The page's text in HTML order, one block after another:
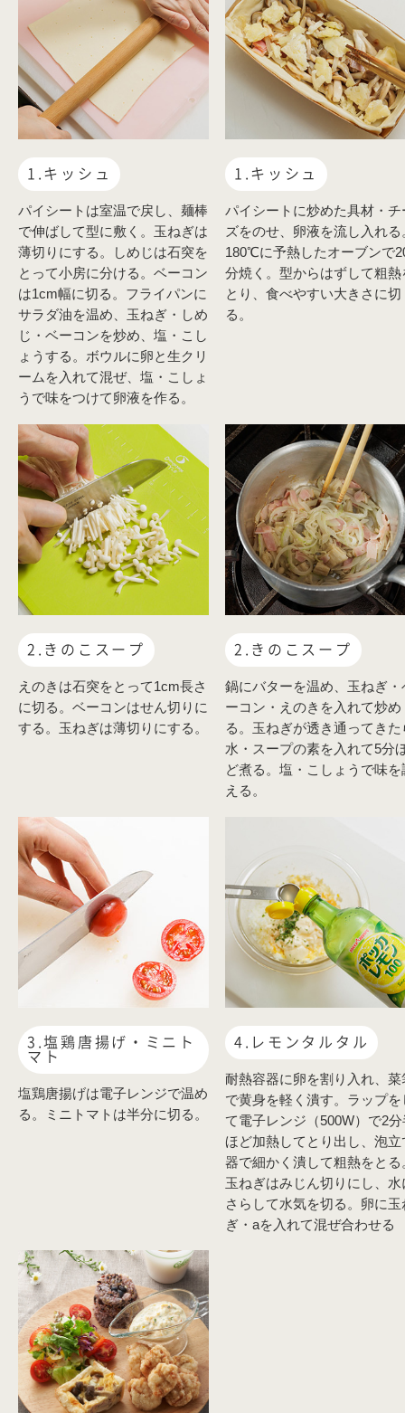
1.キッシュ
パイシートは室温で戻し、麺棒
で伸ばして型に敷く。玉ねぎは
薄切りにする。しめじは石突を
とって小房に分ける。ベーコン
は1cm幅に切る。フライパンに
サラダ油を温め、玉ねぎ・しめ
じ・ベーコンを炒め、塩・こし
ょうする。ボウルに卵と生クリ
ームを入れて混ぜ、塩・こしょ
うで味をつけて卵液を作る。
1.キッシュ
パイシートに炒めた具材・チ
ズをのせ、卵液を流し入れる
180℃に予熱したオーブンで
分焼く。型からはずして粗熱
とり、食べやすい大きさに切
る。
2.きのこスープ
えのきは石突をとって1cm長さ
に切る。ベーコンはせん切りに
する。玉ねぎは薄切りにする。
2.きのこスープ
鍋にバターを温め、玉ねぎ・
ーコン・えのきを入れて炒め
る。玉ねぎが透き通ってきた
水・スープの素を入れて5分
ど煮る。塩・こしょうで味を
える。
3.塩鶏唐揚げ・ミニト
マト
塩鶏唐揚げは電子レンジで温め
る。ミニトマトは半分に切る。
4.レモンタルタル
耐熱容器に卵を割り入れ、菜
で黄身を軽く潰す。ラップを
て電子レンジ（500W）で2分
ほど加熱してとり出し、泡立
器で細かく潰して粗熱をとる
玉ねぎはみじん切りにし、水
さらして水気を切る。卵に玉
ぎ・aを入れて混ぜ合わせる